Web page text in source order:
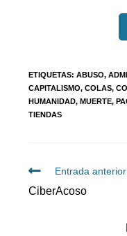
ETIQUETAS:ABUSO,
CAPITALISMO, COLAS,
HUMANIDAD, MUERTE,
TIENDAS
Entrada anterior
CiberAcoso